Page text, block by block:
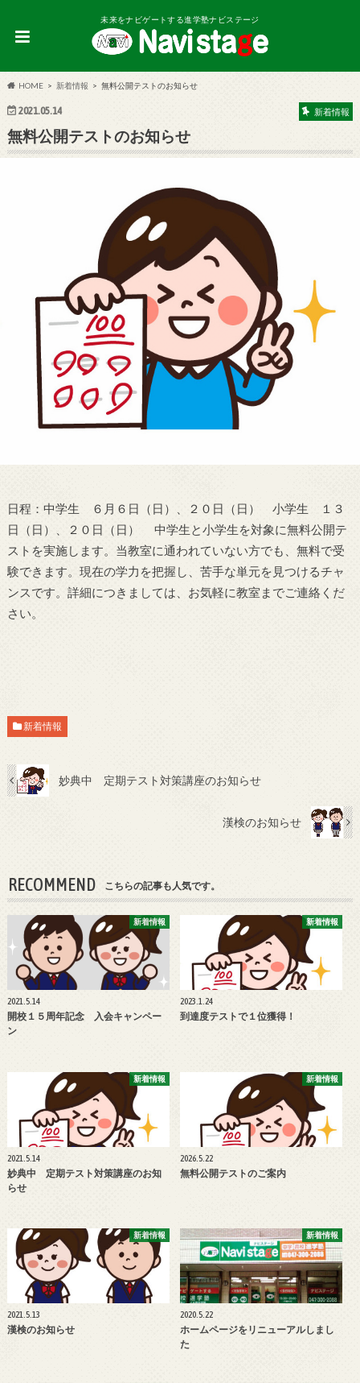
未来をナビゲートする進学塾ナビステージ
HOME 新着情報 無料公開テストのお知らせ
2021.05.14 新着情報
無料公開テストのお知らせ
日程：中学生 ６月６日（日）、２０日（日） 小学生 １３
日（日）、２０日（日） 中学生と小学生を対象に無料公開テ
ストを実施します。当教室に通われていない方でも、無料で受
験できます。現在の学力を把握し、苦手な単元を見つけるチャ
ンスです。詳細につきましては、お気軽に教室までご連絡くだ
さい。
新着情報
妙典中 定期テスト対策講座のお知らせ
漢検のお知らせ
RECOMMEND こちらの記事も人気です。
新着情報
2021.5.14
開校１５周年記念 入会キャンペー
ン
新着情報
2023.1.24
到達度テストで１位獲得！
新着情報
2021.5.14
妙典中 定期テスト対策講座のお知
らせ
新着情報
2026.5.22
無料公開テストのご案内
新着情報
2021.5.13
漢検のお知らせ
新着情報
2020.5.22
ホームページをリニューアルしまし
た